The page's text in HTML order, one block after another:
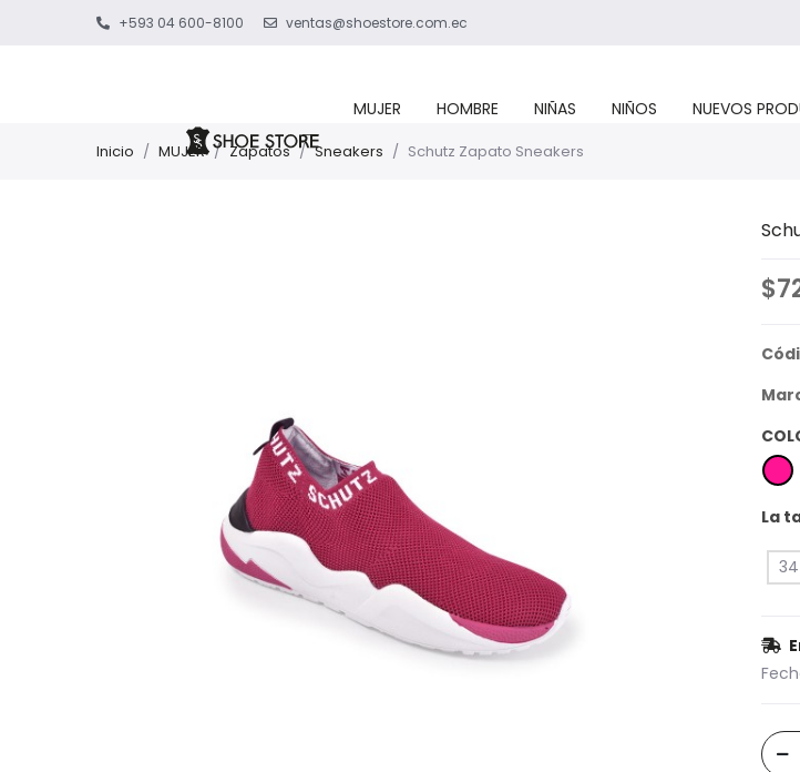
+593 04 600-8100 ventas@shoestore.com.ec
MUJER HOMBRE NIÑAS NIÑOS NUEVOS
Inicio / MUJER / Zapatos / Sneakers / Schutz Zapato Sneakers
La
34